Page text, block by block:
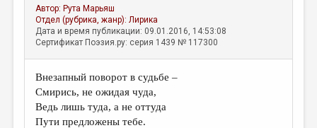
АВТОРЫ
КОММЕНТАРИИ
ЛИТСАЛОН
НОВОСТИ
ПРАВИЛА САЙТА
Автор: Рута Марьяш
Отдел (рубрика, жанр):Лирика
Дата и время публикации: 09.01.2016, 14:53:08
Сертификат Поэзия.ру: серия 1439 № 117300
Внезапный поворот в судьбе –
Смирись, не ожидая чуда,
Ведь лишь туда, а не оттуда
Пути предложены тебе.